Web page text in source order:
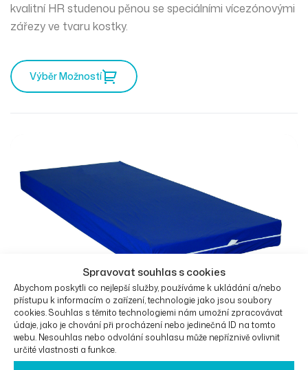
Spravovat souhlas s cookies
Abychom poskytli co nejlepší služby, používáme k ukládání a/nebo
přístupu k informacím o zařízení, technologie jako jsou soubory
cookies. Souhlas s těmito technologiemi nám umožní zpracovávat
údaje, jako je chování při procházení nebo jedinečná ID na tomto
webu. Nesouhlas nebo odvolání souhlasu může nepříznivě ovlivnit
určité vlastnosti a funkce.
kvalitní HR studenou pěnou se speciálními vícezónovými
zářezy ve tvaru kostky.
Výběr Možností
GRAVIMED Baritexx
OD15 141Kč